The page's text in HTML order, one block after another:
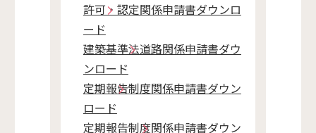
許可・認定関係申請書ダウンロ
ード
建築基準法道路関係申請書ダウ
ンロード
定期報告制度関係申請書ダウン
ロード
定期報告制度関係申請書ダウン